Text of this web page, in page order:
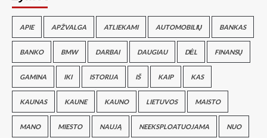
APIE APŽVALGA ATLIEKAMI AUTOMOBILIŲ BANKAS
BANKO BMW DARBAI DAUGIAU DĖL FINANSŲ
GAMINA IKI ISTORIJA IŠ KAIP KAS
KAUNAS KAUNE KAUNO LIETUVOS MAISTO
MANO MIESTO NAUJĄ NEEKSPLOATUOJAMA NUO